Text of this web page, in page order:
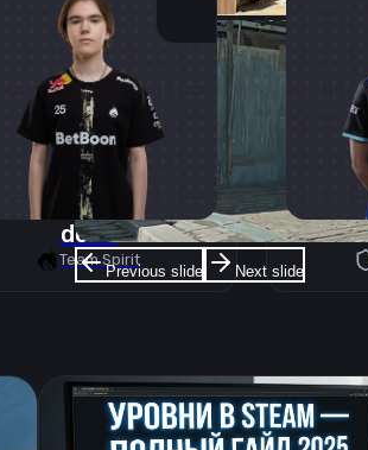
Previous slide Next slide
donk
Team Spirit